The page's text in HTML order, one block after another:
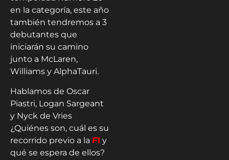
en la categoría, este año
también tendremos a 3
debutantes que
iniciarán su camino
junto a McLaren,
Williams y AlphaTauri.
Hablamos de Oscar
Piastri, Logan Sargeant
y Nyck de Vries
¿Quiénes son, cuál es su
recorrido previo a la F1 y
qué se espera de ellos?